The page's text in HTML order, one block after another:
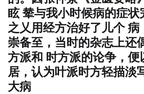
眩 辇与我小时候病的症
之乂用经方治好了儿个 病
崇备至，当时的杂志上还
方派和 时方派的论争，便
居，认为叶派时方轻描淡
大病